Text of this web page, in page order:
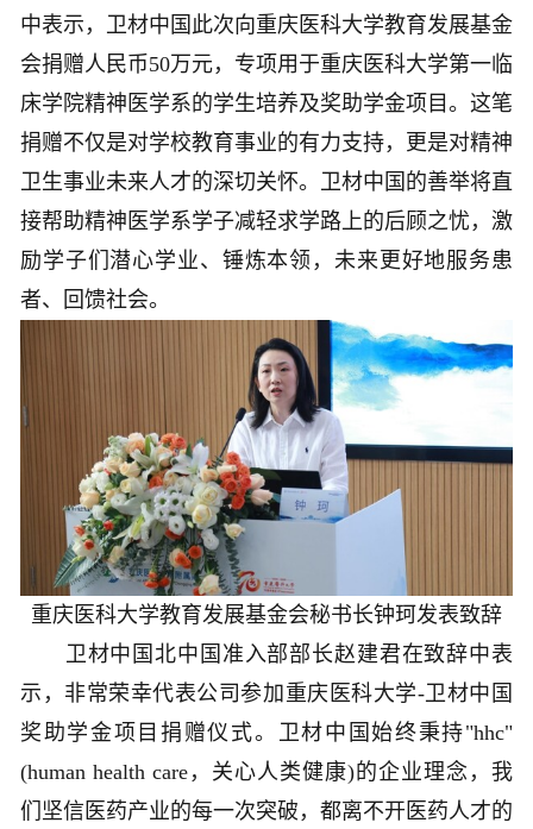
中表示，卫材中国此次向重庆医科大学教育发展基金
会捐赠人民币50万元，专项用于重庆医科大学第一临
床学院精神医学系的学生培养及奖助学金项目。这笔
捐赠不仅是对学校教育事业的有力支持，更是对精神
卫生事业未来人才的深切关怀。卫材中国的善举将直
接帮助精神医学系学子减轻求学路上的后顾之忧，激
励学子们潜心学业、锤炼本领，未来更好地服务患
者、回馈社会。
重庆医科大学教育发展基金会秘书长钟珂发表致辞
卫材中国北中国准入部部长赵建君在致辞中表
示，非常荣幸代表公司参加重庆医科大学-卫材中国
奖助学金项目捐赠仪式。卫材中国始终秉持"hhc"
(human health care，关心人类健康)的企业理念，我
们坚信医药产业的每一次突破，都离不开医药人才的